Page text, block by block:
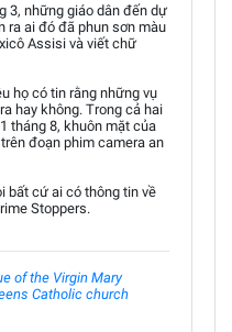
3, những giáo dân đến dự
ra ai đó đã phun sơn màu
Assisi và viết chữ
họ có tin rằng những vụ
hay không. Trong cả hai
tháng 8, khuôn mặt của
đoạn phim camera an
bất cứ ai có thông tin về
Stoppers.
of the Virgin Mary
Catholic church